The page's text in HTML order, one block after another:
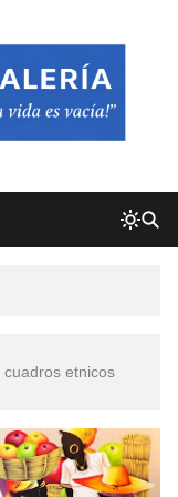
cuadros etnicos